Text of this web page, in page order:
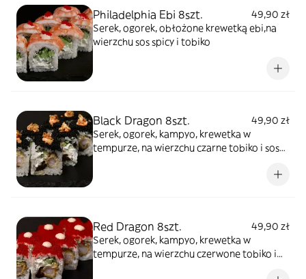
Philadelphia Ebi 8szt.
49,90 zł
Serek, ogorek, obłożone krewetką ebi,na
wierzchu sos spicy i tobiko
Black Dragon 8szt.
49,90 zł
Serek, ogorek, kampyo, krewetka w
tempurze, na wierzchu czarne tobiko i sos
Red Dragon 8szt.
49,90 zł
Serek, ogorek, kampyo, krewetka w
tempurze, na wierzchu czerwone tobiko i